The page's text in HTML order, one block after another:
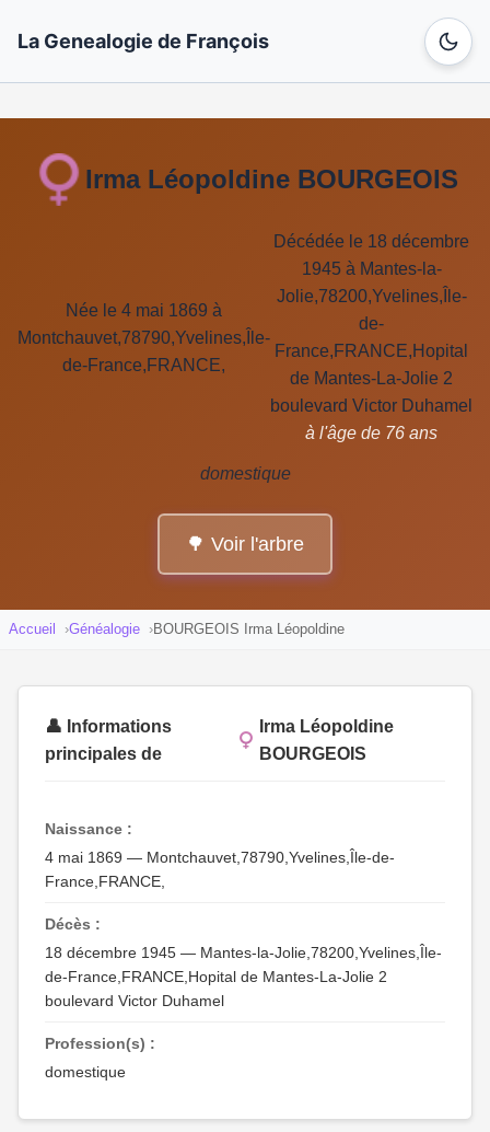
La Genealogie de François
Irma Léopoldine BOURGEOIS
Née le 4 mai 1869 à
Montchauvet,78790,Yvelines,Île-
de-France,FRANCE,
Décédée le 18 décembre
1945 à Mantes-la-
Jolie,78200,Yvelines,Île-
de-
France,FRANCE,Hopital
de Mantes-La-Jolie 2
boulevard Victor Duhamel
à l'âge de 76 ans
domestique
🌳 Voir l'arbre
Accueil Généalogie BOURGEOIS Irma Léopoldine
👤 Informations
principales de
Irma Léopoldine
BOURGEOIS
Naissance :
4 mai 1869 — Montchauvet,78790,Yvelines,Île-de-
France,FRANCE,
Décès :
18 décembre 1945 — Mantes-la-Jolie,78200,Yvelines,Île-
de-France,FRANCE,Hopital de Mantes-La-Jolie 2
boulevard Victor Duhamel
Profession(s) :
domestique